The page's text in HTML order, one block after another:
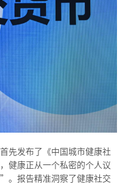
先发布了《中国城市健康社
健康正从一个私密的个人议
。报告精准洞察了健康社交